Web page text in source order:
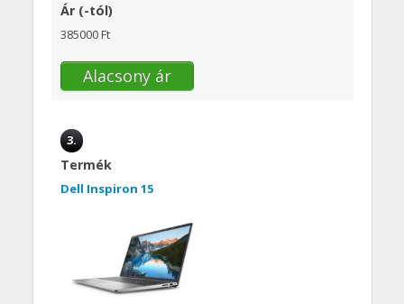
Ár (-tól)
385000 Ft
Alacsony ár
3.
Termék
Dell Inspiron 15